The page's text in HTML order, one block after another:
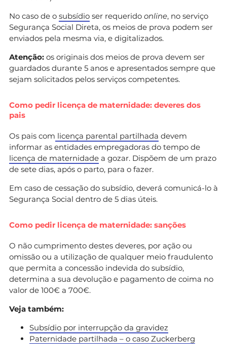
No caso de o subsídio ser requerido online, no serviço
Segurança Social Direta, os meios de prova podem ser
enviados pela mesma via, e digitalizados.
Atenção: os originais dos meios de prova devem ser
guardados durante 5 anos e apresentados sempre que
sejam solicitados pelos serviços competentes.
Como pedir licença de maternidade: deveres dos
pais
Os pais com licença parental partilhada devem
informar as entidades empregadoras do tempo de
licença de maternidade a gozar. Dispõem de um prazo
de sete dias, após o parto, para o fazer.
Em caso de cessação do subsídio, deverá comunicá-lo à
Segurança Social dentro de 5 dias úteis.
Como pedir licença de maternidade: sanções
O não cumprimento destes deveres, por ação ou
omissão ou a utilização de qualquer meio fraudulento
que permita a concessão indevida do subsídio,
determina a sua devolução e pagamento de coima no
valor de 100€ a 700€.
Veja também:
Subsídio por interrupção da gravidez
Paternidade partilhada – o caso Zuckerberg